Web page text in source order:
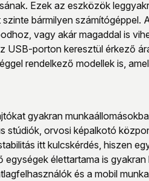
Ezek az eszközök
bármilyen
vagy akár magaddal is
USB-porton keresztül érkező
rendelkező modellek is,
gyakran
stúdiók, orvosi képalkotó
itt kulcskérdés, hiszen
élettartama is
és a mobil